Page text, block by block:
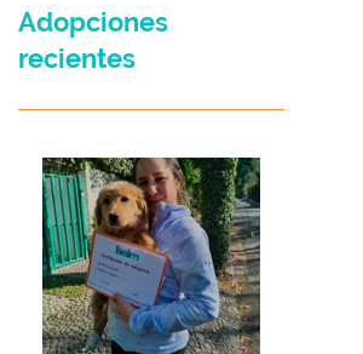
Adopciones
recientes